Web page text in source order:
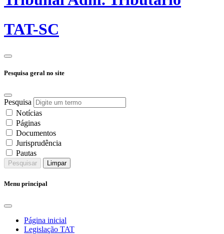
TAT-SC
Pesquisa geral no site
Pesquisa
Notícias
Páginas
Documentos
Jurisprudência
Pautas
Pesquisar Limpar
Menu principal
Página inicial
Legislação TAT